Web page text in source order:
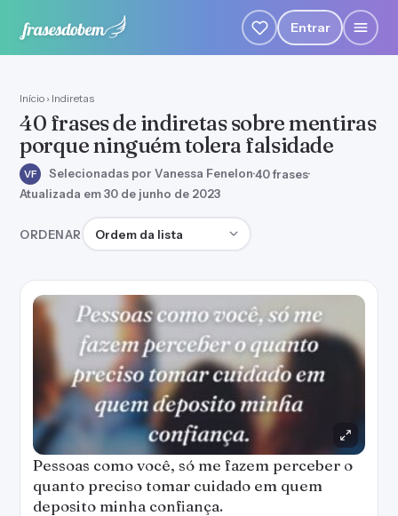
Entrar
Início › Indiretas
40 frases de indiretas sobre mentiras
porque ninguém tolera falsidade
VF Selecionadas por Vanessa Fenelon·40 frases·
Atualizada em 30 de junho de 2023
ORDENAR Ordenar frases
Pessoas como você, só me fazem perceber o
quanto preciso tomar cuidado em quem
deposito minha confiança.